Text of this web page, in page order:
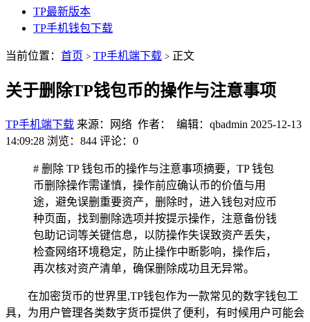
TP最新版本
TP手机钱包下载
当前位置： 首页 > TP手机端下载 > 正文
关于删除TP钱包币的操作与注意事项
TP手机端下载 来源：网络 作者： 编辑：qbadmin 2025-12-13
14:09:28 浏览：844 评论：0
# 删除 TP 钱包币的操作与注意事项摘要，TP 钱包
币删除操作需谨慎，操作前应确认币的价值与用
途，避免误删重要资产，删除时，进入钱包对应币
种页面，找到删除选项并按提示操作，注意备份钱
包助记词等关键信息，以防操作失误致资产丢失，
检查网络环境稳定，防止操作中断影响，操作后，
再次核对资产清单，确保删除成功且无异常。
在加密货币的世界里,TP钱包作为一款常见的数字钱包工
具，为用户管理各类数字货币提供了便利，有时候用户可能会